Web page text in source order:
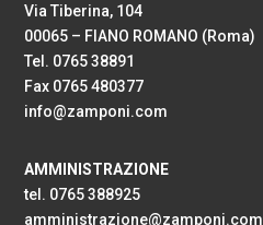
Via Tiberina, 104
00065 – FIANO ROMANO (Roma)
Tel. 0765 38891
Fax 0765 480377
info@zamponi.com
AMMINISTRAZIONE
tel. 0765 388925
amministrazione@zamponi.com